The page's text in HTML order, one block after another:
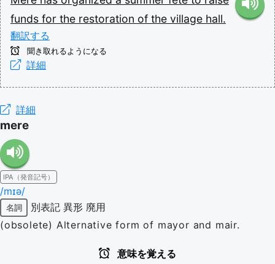
funds for the restoration of the village hall.
翻訳する
聞き取れるようになる
詳細
詳細
mere
IPA（発音記号）
/mɪə/
名詞 別表記 異形 廃用
(obsolete) Alternative form of mayor and mair.
意味を覚える